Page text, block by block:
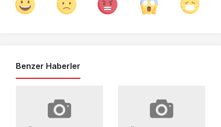
Benzer Haberler